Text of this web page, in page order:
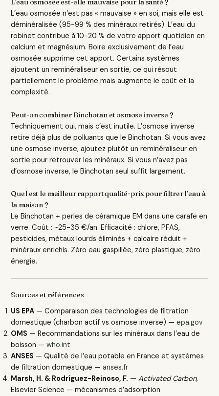
L’eau osmosée est-elle mauvaise pour la santé ?
L’eau osmosée n’est pas « mauvaise » en soi, mais elle est
déminéralisée (95-99 % des minéraux retirés). L’eau du
robinet contribue à 10-20 % de votre apport quotidien en
calcium et magnésium. Boire exclusivement de l’eau
osmosée supprime cet apport. Certains systèmes
ajoutent un reminéraliseur en sortie, ce qui résout
partiellement le problème mais augmente le coût et la
complexité.
Peut-on combiner Binchotan et osmose inverse ?
Techniquement oui, mais c’est inutile. L’osmose inverse
retire déjà plus de polluants que le Binchotan. Si vous avez
une osmose inverse, ajoutez plutôt un reminéraliseur en
sortie pour retrouver les minéraux. Si vous n’avez pas
d’osmose inverse, le Binchotan seul suffit largement.
Quel est le meilleur rapport qualité-prix pour filtrer l’eau à
la maison ?
Le Binchotan + perles de céramique EM dans une carafe en
verre. Coût : ~25-35 €/an. Efficacité : chlore, PFAS,
pesticides, métaux lourds éliminés + calcaire réduit +
minéraux enrichis. Zéro eau gaspillée, zéro plastique, zéro
énergie.
Sources et références
US EPA — Comparaison des technologies de filtration
domestique (charbon actif vs osmose inverse) —epa.gov
OMS — Recommandations sur les minéraux dans l’eau de
boisson —who.int
ANSES — Qualité de l’eau potable en France et systèmes
de filtration domestique —anses.fr
Marsh, H. & Rodríguez-Reinoso, F. —Activated Carbon,
Elsevier Science — mécanismes d’adsorption